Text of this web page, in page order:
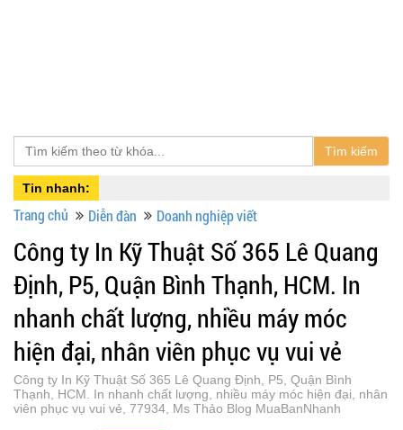
Tìm kiếm
Tin nhanh:
Trang chủ Diễn đàn Doanh nghiệp viết
Công ty In Kỹ Thuật Số 365 Lê Quang
Định, P5, Quận Bình Thạnh, HCM. In
nhanh chất lượng, nhiều máy móc
hiện đại, nhân viên phục vụ vui vẻ
Công ty In Kỹ Thuật Số 365 Lê Quang Định, P5, Quận Bình
Thạnh, HCM. In nhanh chất lượng, nhiều máy móc hiện đại, nhân
viên phục vụ vui vẻ, 77934, Ms Thảo Blog MuaBanNhanh